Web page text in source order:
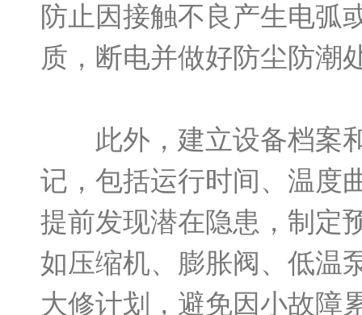
防止因接触不良产生电弧
质，断电并做好防尘防潮
此外，建立设备档案和
记，包括运行时间、温度
提前发现潜在隐患，制定
如压缩机、膨胀阀、低温
大修计划，避免因小故障